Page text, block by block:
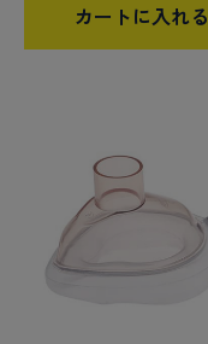
カートに入れる